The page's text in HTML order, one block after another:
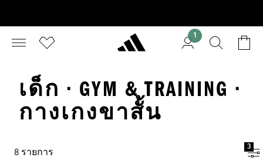
1
เด็ก · GYM & TRAINING ·
กางเกงขาสั้น
8 รายการ
3